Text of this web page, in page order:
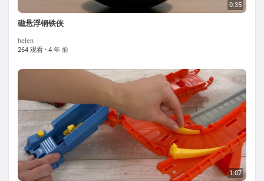
0:35
磁悬浮钢铁侠
helen
264 观看 · 4 年 前
1:07